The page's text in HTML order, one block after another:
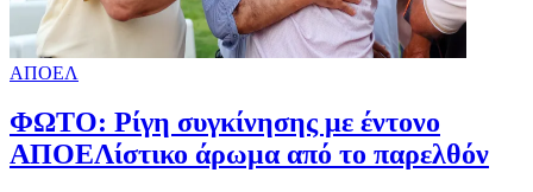
ΑΠΟΕΛ
ΦΩΤΟ: Ρίγη συγκίνησης με έντονο
ΑΠΟΕΛίστικο άρωμα από το παρελθόν